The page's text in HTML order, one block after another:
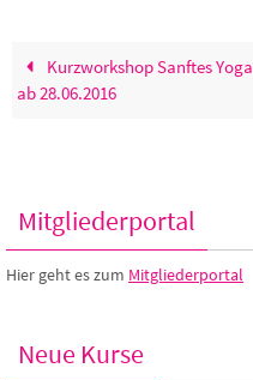
Kurzworkshop Sanftes Yoga
ab 28.06.2016
Mitgliederportal
Hier geht es zum Mitgliederportal
Neue Kurse